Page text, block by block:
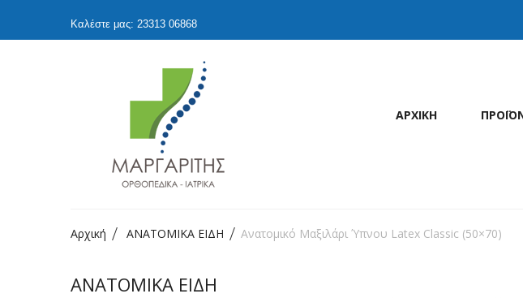
Καλέστε μας: 23313 06868
ΑΡΧΙΚΗ
Αρχική ΑΝΑΤΟΜΙΚΑ ΕΙΔΗ Ανατομικό Μαξιλάρι Ύπνου Latex Classic (50×70)
ΑΝΑΤΟΜΙΚΑ ΕΙΔΗ